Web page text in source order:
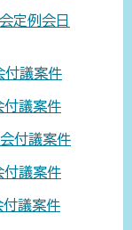
定例会日
議案件
議案件
付議案件
議案件
議案件